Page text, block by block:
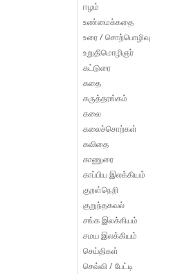
ஈழம்
உண்மைக்கதை
உரை / சொற்பொழிவு
உறுதிமொழிஞர்
கட்டுரை
கதை
கருத்தரங்கம்
கலை
கலைச்சொற்கள்
கவிதை
காணுரை
காப்பிய இலக்கியம்
குறள்நெறி
குறுந்தகவல்
சங்க இலக்கியம்
சமய இலக்கியம்
செய்திகள்
செவ்வி / பேட்டி